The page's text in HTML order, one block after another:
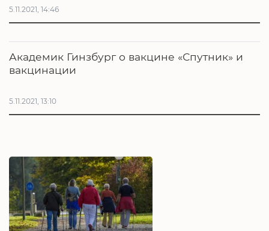
5.11.2021, 14:46
Академик Гинзбург о вакцине «Спутник» и
вакцинации
5.11.2021, 13:10